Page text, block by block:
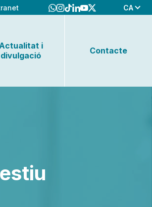
CA
i
divulgació
Contacte